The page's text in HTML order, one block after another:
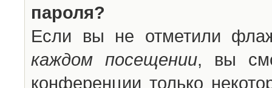
пароля?
Если вы не отметили
каждом посещении, вы
конференции только